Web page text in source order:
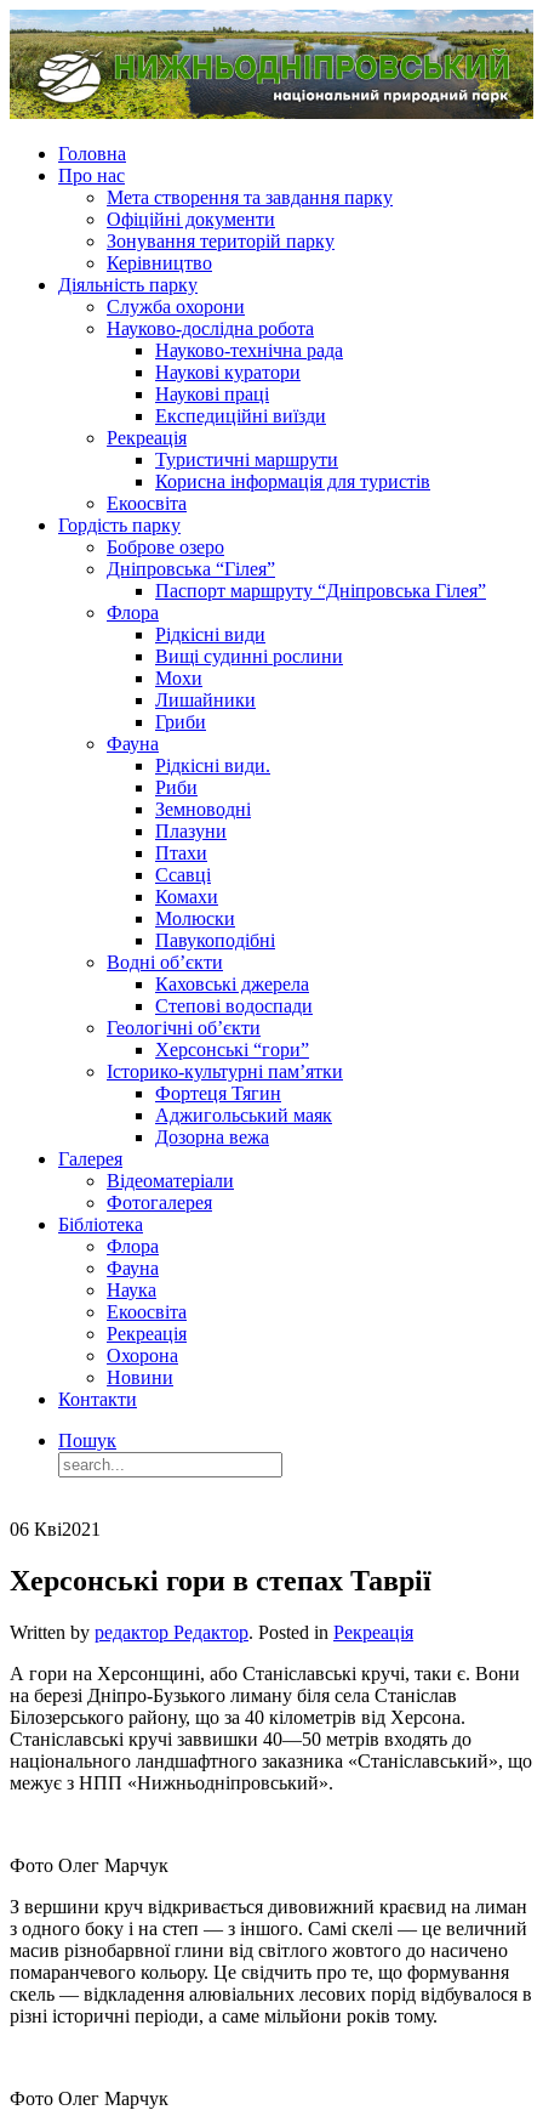
Головна
Про нас
Мета створення та завдання парку
Офіційні документи
Зонування територій парку
Керівництво
Діяльність парку
Служба охорони
Науково-дослідна робота
Науково-технічна рада
Наукові куратори
Наукові праці
Експедиційні виїзди
Рекреація
Туристичні маршрути
Корисна інформація для туристів
Екоосвіта
Гордість парку
Боброве озеро
Дніпровська “Гілея”
Паспорт маршруту “Дніпровська Гілея”
Флора
Рідкісні види
Вищі судинні рослини
Мохи
Лишайники
Гриби
Фауна
Рідкісні види.
Риби
Земноводні
Плазуни
Птахи
Ссавці
Комахи
Молюски
Павукоподібні
Водні об’єкти
Каховські джерела
Степові водоспади
Геологічні об’єкти
Херсонські “гори”
Історико-культурні пам’ятки
Фортеця Тягин
Аджигольський маяк
Дозорна вежа
Галерея
Відеоматеріали
Фотогалерея
Бібліотека
Флора
Фауна
Наука
Екоосвіта
Рекреація
Охорона
Новини
Контакти
Пошук
06 Кві2021
Херсонські гори в степах Таврії
Written by редактор Редактор. Posted in Рекреація
А гори на Херсонщині, або Станіславські кручі, таки є. Вони
на березі Дніпро-Бузького лиману біля села Станіслав
Білозерського району, що за 40 кілометрів від Херсона.
Станіславські кручі заввишки 40—50 метрів входять до
національного ландшафтного заказника «Станіславський», що
межує з НПП «Нижньодніпровський».
Фото Олег Марчук
З вершини круч відкривається дивовижний краєвид на лиман
з одного боку і на степ — з іншого. Самі скелі — це величний
масив різнобарвної глини від світлого жовтого до насичено
помаранчевого кольору. Це свідчить про те, що формування
скель — відкладення алювіальних лесових порід відбувалося в
різні історичні періоди, а саме мільйони років тому.
Фото Олег Марчук